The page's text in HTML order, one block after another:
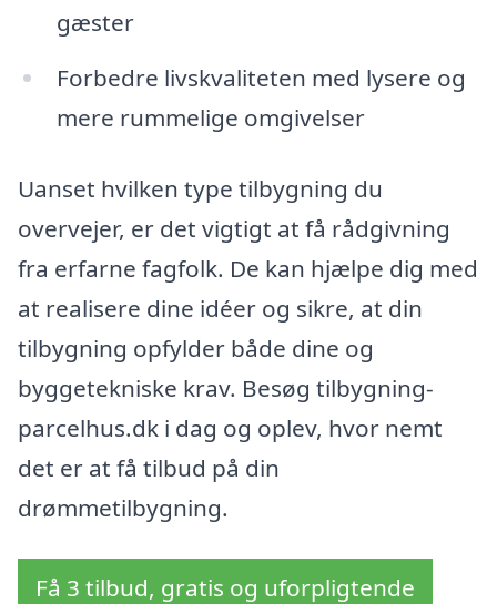
gæster
Forbedre livskvaliteten med lysere og
mere rummelige omgivelser
Uanset hvilken type tilbygning du
overvejer, er det vigtigt at få rådgivning
fra erfarne fagfolk. De kan hjælpe dig med
at realisere dine idéer og sikre, at din
tilbygning opfylder både dine og
byggetekniske krav. Besøg tilbygning-
parcelhus.dk i dag og oplev, hvor nemt
det er at få tilbud på din
drømmetilbygning.
Få 3 tilbud, gratis og uforpligtende